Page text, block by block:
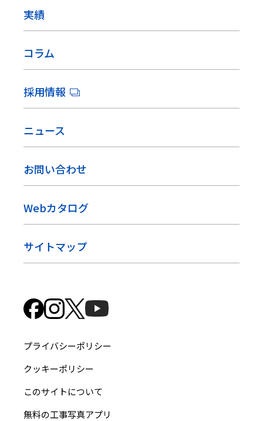
実績
コラム
採用情報
ニュース
お問い合わせ
Webカタログ
サイトマップ
プライバシーポリシー
クッキーポリシー
このサイトについて
無料の工事写真アプリ